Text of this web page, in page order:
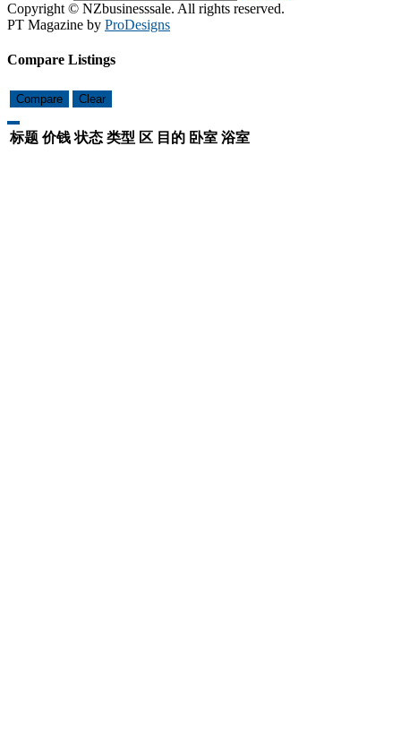
Copyright © NZbusinesssale. All rights reserved.
PT Magazine by ProDesigns
Compare Listings
Compare Clear
标题 价钱 状态 类型 区 目的 卧室 浴室